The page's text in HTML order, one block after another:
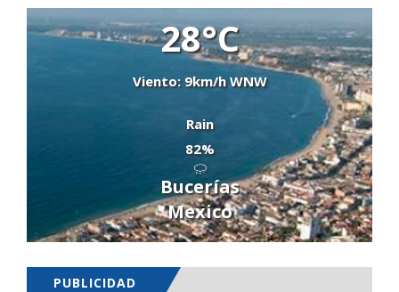
28°C
Viento: 9km/h WNW
Rain
82%
Bucerías
Mexico
PUBLICIDAD